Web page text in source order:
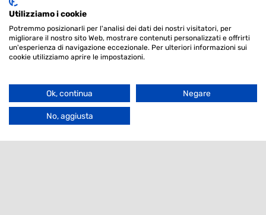
Italia
+39-0372-560828
info-lgs@agrotis.it
Seguici
Utilizziamo i cookie
Potremmo posizionarli per l'analisi dei dati dei nostri visitatori, per
migliorare il nostro sito Web, mostrare contenuti personalizzati e offrirti
un'esperienza di navigazione eccezionale. Per ulteriori informazioni sui
cookie utilizziamo aprire le impostazioni.
Ok, continua Negare
No, aggiusta